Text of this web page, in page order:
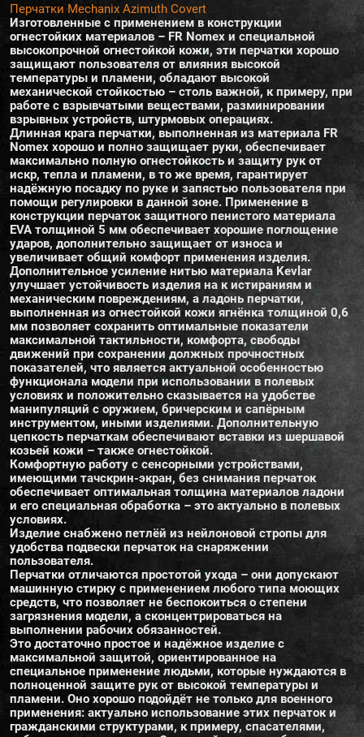
Перчатки Mechanix Azimuth Covert
Изготовленные с применением в конструкции
огнестойких материалов – FR Nomex и специальной
высокопрочной огнестойкой кожи, эти перчатки хорошо
защищают пользователя от влияния высокой
температуры и пламени, обладают высокой
механической стойкостью – столь важной, к примеру, при
работе с взрывчатыми веществами, разминировании
взрывных устройств, штурмовых операциях.
Длинная крага перчатки, выполненная из материала FR
Nomex хорошо и полно защищает руки, обеспечивает
максимально полную огнестойкость и защиту рук от
искр, тепла и пламени, в то же время, гарантирует
надёжную посадку по руке и запястью пользователя при
помощи регулировки в данной зоне. Применение в
конструкции перчаток защитного пенистого материала
EVA толщиной 5 мм обеспечивает хорошие поглощение
ударов, дополнительно защищает от износа и
увеличивает общий комфорт применения изделия.
Дополнительное усиление нитью материала Kevlar
улучшает устойчивость изделия на к истираниям и
механическим повреждениям, а ладонь перчатки,
выполненная из огнестойкой кожи ягнёнка толщиной 0,6
мм позволяет сохранить оптимальные показатели
максимальной тактильности, комфорта, свободы
движений при сохранении должных прочностных
показателей, что является актуальной особенностью
функционала модели при использовании в полевых
условиях и положительно сказывается на удобстве
манипуляций с оружием, бричерским и сапёрным
инструментом, иными изделиями. Дополнительную
цепкость перчаткам обеспечивают вставки из шершавой
козьей кожи – также огнестойкой.
Комфортную работу с сенсорными устройствами,
имеющими тачскрин-экран, без снимания перчаток
обеспечивает оптимальная толщина материалов ладони
и его специальная обработка – это актуально в полевых
условиях.
Изделие снабжено петлёй из нейлоновой стропы для
удобства подвески перчаток на снаряжении
пользователя.
Перчатки отличаются простотой ухода – они допускают
машинную стирку с применением любого типа моющих
средств, что позволяет не беспокоиться о степени
загрязнения модели, а сконцентрироваться на
выполнении рабочих обязанностей.
Это достаточно простое и надёжное изделие с
максимальной защитой, ориентированное на
специальное применение людьми, которые нуждаются в
полноценной защите рук от высокой температуры и
пламени. Оно хорошо подойдёт не только для военного
применения: актуально использование этих перчаток и
гражданскими структурами, к примеру, спасателями,